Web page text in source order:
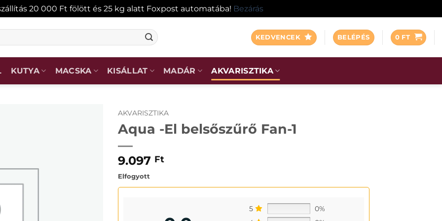
20 000 Ft fölött és 25 kg alatt Foxpost automatába! Bezárás
KEDVENCEK BELÉPÉS 0 FT
KUTYA MACSKA KISÁLLAT MADÁR AKVARISZTIKA
AKVARISZTIKA
Aqua -El belsőszűrő Fan-1
9.097 Ft
Elfogyott
5
0%